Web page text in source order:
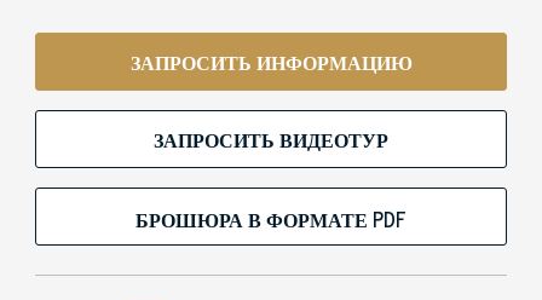
ЗАПРОСИТЬ ИНФОРМАЦИЮ
ЗАПРОСИТЬ ВИДЕОТУР
БРОШЮРА В ФОРМАТЕ PDF